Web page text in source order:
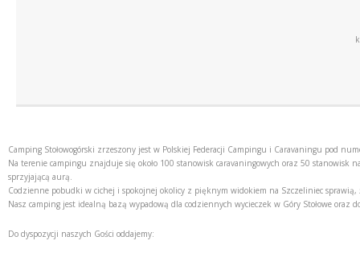
Camping Stołowogórski zrzeszony jest w Polskiej Federacji Campingu i Caravaningu pod
Na terenie campingu znajduje się około 100 stanowisk caravaningowych oraz 50
sprzyjającą aurą.
Codzienne pobudki w cichej i spokojnej okolicy z pięknym widokiem na Szczeliniec
Nasz camping jest idealną bazą wypadową dla codziennych wycieczek w Góry Stołowe oraz
Do dyspozycji naszych Gości oddajemy: